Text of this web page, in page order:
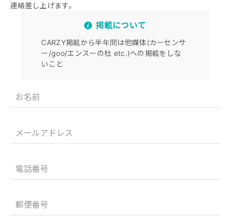
連絡差し上げます。
掲載について
CARZY掲載から半年間は他媒体(カーセンサ
ー/goo/エンスーの杜 etc.)への掲載をしな
いこと